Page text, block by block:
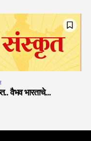
वैभव भारताचे…